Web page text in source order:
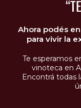
Ahora podés
para vivir la
Te esperamos
vinoteca en
Encontrá todas